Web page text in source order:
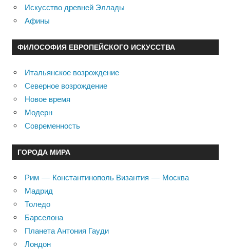
Искусство древней Эллады
Афины
ФИЛОСОФИЯ ЕВРОПЕЙСКОГО ИСКУССТВА
Итальянское возрождение
Северное возрождение
Новое время
Модерн
Современность
ГОРОДА МИРА
Рим — Константинополь Византия — Москва
Мадрид
Толедо
Барселона
Планета Антония Гауди
Лондон